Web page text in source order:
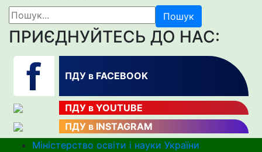
Пошук
ПРИЄДНУЙТЕСЬ ДО НАС:
ПДУ в FACEBOOK
ПДУ в YOUTUBE
ПДУ в INSTAGRAM
Міністерство освіти і науки України